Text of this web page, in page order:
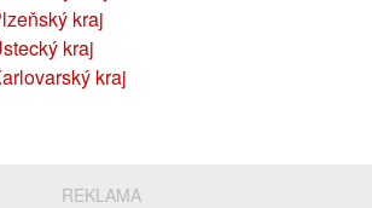
kraj
kraj
kraj
REKLAMA